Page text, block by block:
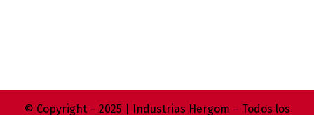
© Copyright – 2025 | Industrias Hergom – Todos los